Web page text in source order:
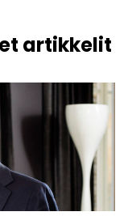
artikkelit